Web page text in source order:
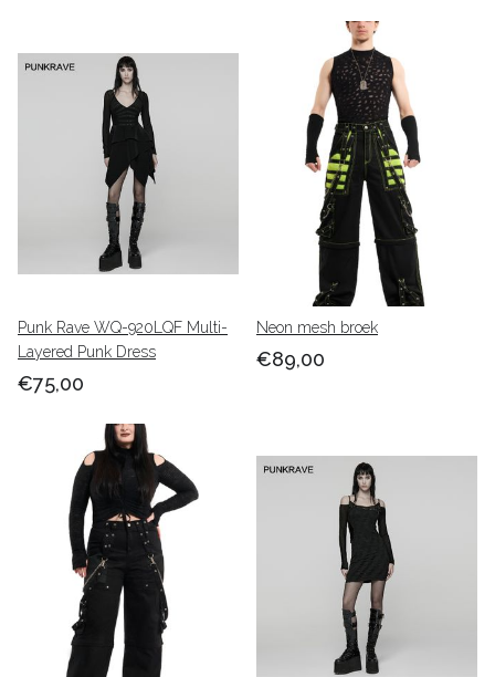
Punk Rave WQ-920LQF Multi-
Layered Punk Dress
€75,00
Neon mesh broek
€89,00